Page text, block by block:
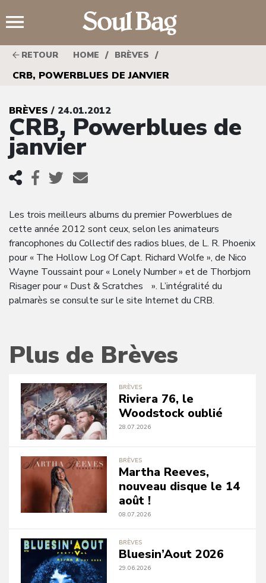
RETOUR HOME / BRÈVES /
CRB, POWERBLUES DE JANVIER
BRÈVES / 24.01.2012
CRB, Powerblues de
janvier
Les trois meilleurs albums du premier Powerblues de
cette année 2012 sont ceux, selon les animateurs
francophones du Collectif des radios blues, de L. R. Phoenix
pour « The Hollow Log Of Capt. Richard Wolfe », de Nico
Wayne Toussaint pour « Lonely Number » et de Thorbjorn
Risager pour « Dust & Scratches ». L’intégralité du
palmarès se consulte sur le site Internet du CRB.
Plus de Brèves
BRÈVES
Riviera 76, le
Woodstock oublié
28.07.2026
BRÈVES
Martha Reeves,
nouveau disque le 14
août !
08.07.2026
BRÈVES
Bluesin’Aout 2026
29.06.2026